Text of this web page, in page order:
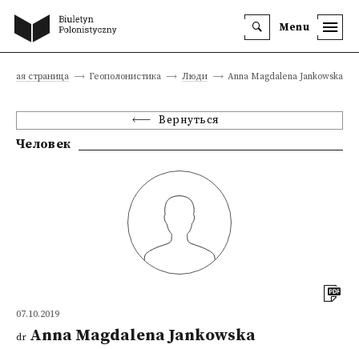
Menu
страница Геополонистика Люди Anna Magdalena Jankowska
Вернуться
Человек
07.10.2019
dr Anna Magdalena Jankowska